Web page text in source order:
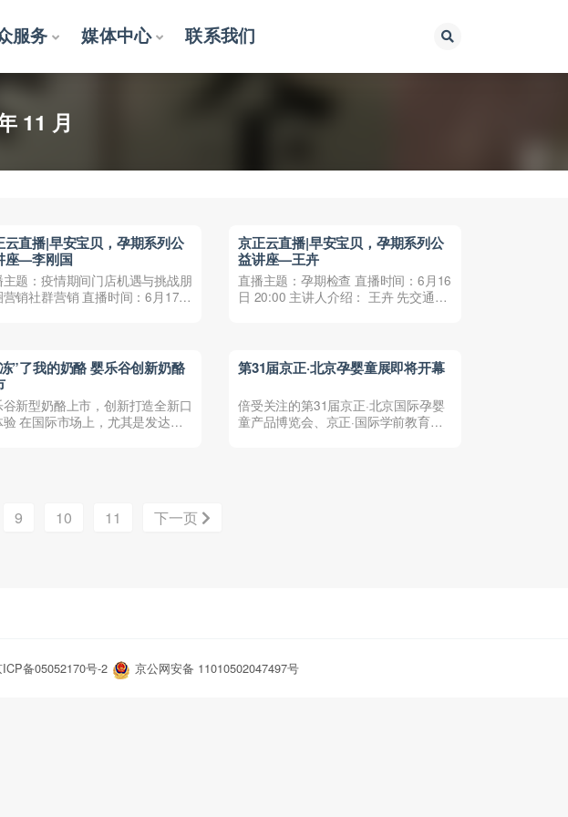
服务 媒体中心 联系我们
11 月
云直播|早安宝贝，孕期系列公
座—李刚国
主题：疫情期间门店机遇与挑战朋
销社群营销 直播时间：6月17日
京正云直播|早安宝贝，孕期系列公
益讲座—王卉
直播主题：孕期检查 直播时间：6月16
日 20:00 主讲人介绍： 王卉 先交通大
”了我的奶酪 婴乐谷创新奶酪
新型奶酪上市，创新打造全新口
在国际市场上，尤其是发达国
第31届京正·北京孕婴童展即将开幕
倍受关注的第31届京正·北京国际孕婴
童产品博览会、京正·国际学前教育及
9 10 11 下一页
备05052170号-2 京公网安备 11010502047497号